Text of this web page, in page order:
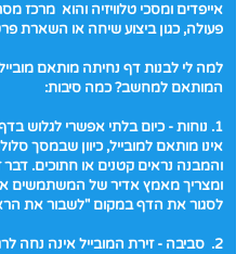
אייפדים ומסכי טלוויזיה והוא מרכז
פעולה, כגון ביצוע שיחה או השארת
למה לי לבנות דף נחיתה מותאם
המותאם למחשב? כמה סיבות:
1. נוחות - כיום בלתי אפשרי לגלוש
אינו מותאם למובייל, כיוון שבמסך
והמבנה נראים קטנים או חתוכים. דבר
ומצריך מאמץ אדיר של המשתמשים
לסגור את הדף במקום "לשבור את
2. סביבה - זירת המובייל אינה נחה